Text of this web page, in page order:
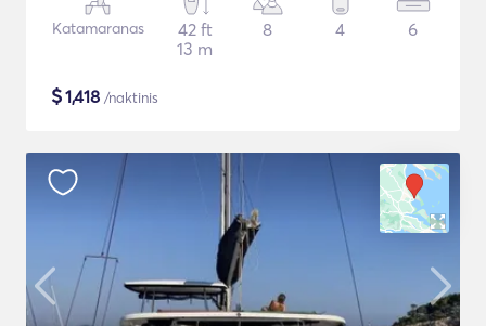
Katamaranas
42 ft
13 m
8 4 6
$1,418 /naktinis